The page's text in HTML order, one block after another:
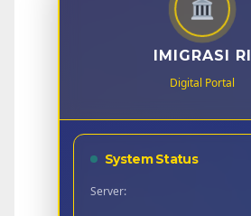
IMIGRASI RI
Digital Portal
System Status
Server: